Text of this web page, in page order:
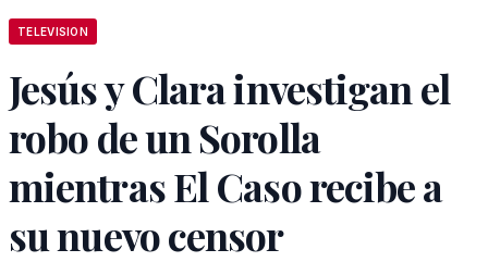
TELEVISION
Jesús y Clara investigan el
robo de un Sorolla
mientras El Caso recibe a
su nuevo censor